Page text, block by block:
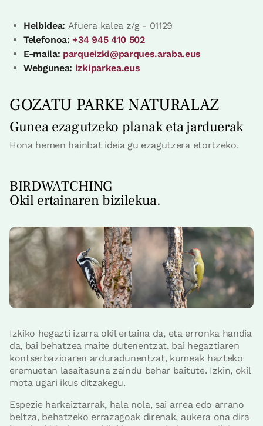
Helbidea: Afuera kalea z/g - 01129
Telefonoa:+34 945 410 502
E-maila: parqueizki@parques.araba.eus
Webgunea: izkiparkea.eus
GOZATU PARKE NATURALAZ
Gunea ezagutzeko planak eta jarduerak
Hona hemen hainbat ideia gu ezagutzera etortzeko.
BIRDWATCHING
Okil ertainaren bizilekua.
Izkiko hegazti izarra okil ertaina da, eta erronka handia
da, bai behatzea maite dutenentzat, bai hegaztiaren
kontserbazioaren arduradunentzat, kumeak hazteko
eremuetan lasaitasuna zaindu behar baitute. Izkin, okil
mota ugari ikus ditzakegu.
Espezie harkaiztarrak, hala nola, sai arrea edo arrano
beltza, behatzeko errazagoak direnak, aukera ona dira